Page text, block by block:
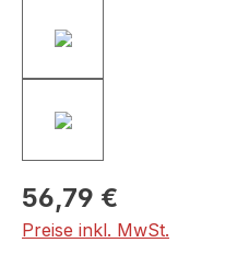
56,79 €
Preise inkl. MwSt.